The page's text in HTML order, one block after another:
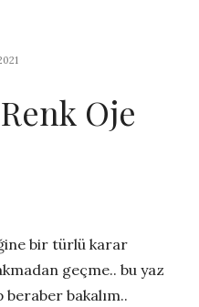
Oje
bir türlü karar
geçme.. bu yaz
bakalım..